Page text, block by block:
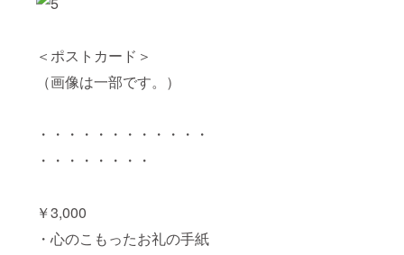
＜ポストカード＞
（画像は一部です。）
・・・・・・・・・・・・
・・・・・・・・
￥3,000
・心のこもったお礼の手紙